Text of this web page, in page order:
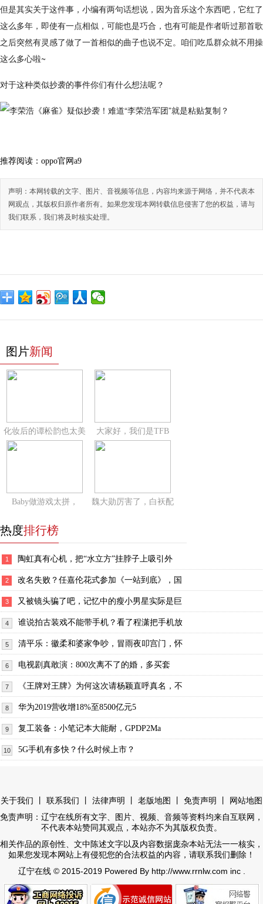
但是其实关于这件事，小编有两句话想说，因为音乐这个东西吧，它红了
这么多年，即使有一点相似，可能也是巧合，也有可能是作者听过那首歌
之后突然有灵感了做了一首相似的曲子也说不定。咱们吃瓜群众就不用操
这么多心啦~
对于这种类似抄袭的事件你们有什么想法呢？
推荐阅读： oppo官网a9
声明：本网转载的文字、图片、音视频等信息，内容均来源于网络，并不代表本
网观点，其版权归原作者所有。如果您发现本网转载信息侵害了您的权益，请与
我们联系，我们将及时核实处理。
图片新闻
化妆后的谭松韵也太美 大家好，我们是TFB
Baby做游戏太拼， 魏大勋厉害了，白袄配
热度排行榜
1 陶虹真有心机，把“水立方”挂脖子上吸引外
2 改名失败？任嘉伦花式参加《一站到底》，国
3 又被镜头骗了吧，记忆中的瘦小男星实际是巨
4 谁说拍古装戏不能带手机？看了程潇把手机放
5 清平乐：徽柔和婆家争吵，冒雨夜叩宫门，怀
6 电视剧真敢演：800次离不了的婚，多买套
7 《王牌对王牌》为何这次请杨颖直呼真名，不
8 华为2019营收增18%至8500亿元5
9 复工装备：小笔记本大能耐，GPDP2Ma
10 5G手机有多快？什么时候上市？
关于我们 联系我们 法律声明 老版地图 免责声明 网站地图
免责声明：辽宁在线所有文字、图片、视频、音频等资料均来自互联网，
不代表本站赞同其观点，本站亦不为其版权负责。
相关作品的原创性、文中陈述文字以及内容数据庞杂本站无法一一核实，
如果您发现本网站上有侵犯您的合法权益的内容，请联系我们删除！
辽宁在线© 2015-2019 Powered By http://www.rrnlw.com inc .